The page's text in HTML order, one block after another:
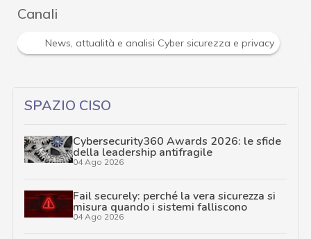
Canali
e analisi Cyber sicurezza e privacy R Ransomware
SPAZIO CISO
Cybersecurity360 Awards 2026: le sfide
della leadership antifragile
04 Ago 2026
Fail securely: perché la vera sicurezza si
misura quando i sistemi falliscono
04 Ago 2026